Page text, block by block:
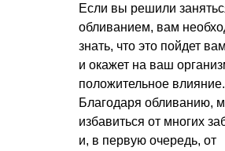
Если вы решили
обливанием, вам
знать, что это пойдет
и окажет на ваш
положительное влияние.
Благодаря обливанию,
избавиться от многих
и, в первую очередь, от